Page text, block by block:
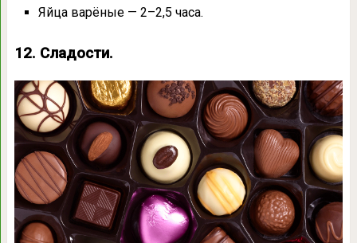
Яйца варёные — 2–2,5 часа.
12. Сладости.